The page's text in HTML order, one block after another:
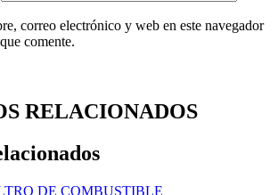
correo electrónico y web en este navegador
comente.
RELACIONADOS